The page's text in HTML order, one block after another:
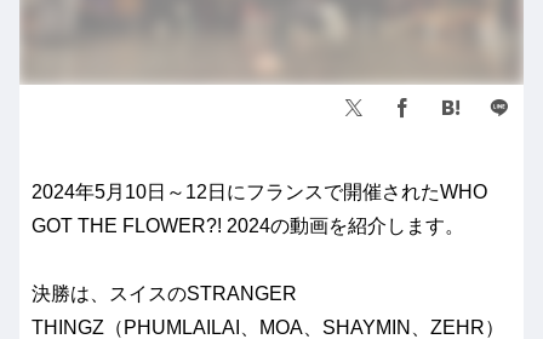
2024年5月10日～12日にフランスで開催されたWHO
GOT THE FLOWER?! 2024の動画を紹介します。
決勝は、スイスのSTRANGER
THINGZ（PHUMLAILAI、MOA、SHAYMIN、ZEHR）